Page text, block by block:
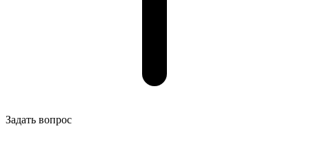
Задать вопрос